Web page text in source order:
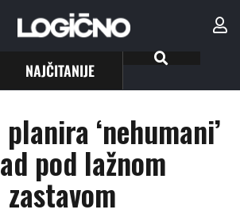
NAJČITANIJE
‘nehumani’
pod lažnom
zastavom